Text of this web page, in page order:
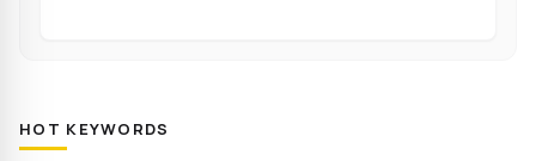
HOT KEYWORDS